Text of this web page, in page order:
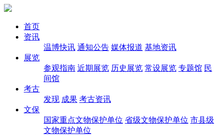
首页
资讯
温博快讯 通知公告 媒体报道 基地资讯
展览
参观指南 近期展览 历史展览 常设展览 专题馆 民
间馆
考古
发现 成果 考古资讯
文保
国家重点文物保护单位 省级文物保护单位 市县级
文物保护单位